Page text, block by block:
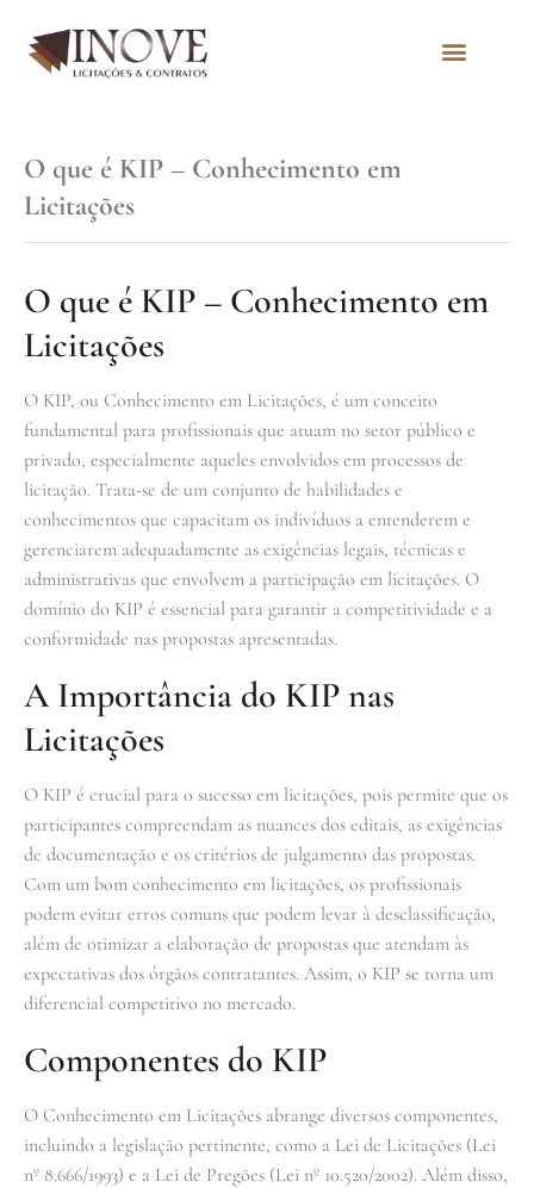
O que é KIP – Conhecimento em
Licitações
O que é KIP – Conhecimento em
Licitações
O KIP, ou Conhecimento em Licitações, é um conceito
fundamental para profissionais que atuam no setor público e
privado, especialmente aqueles envolvidos em processos de
licitação. Trata-se de um conjunto de habilidades e
conhecimentos que capacitam os indivíduos a entenderem e
gerenciarem adequadamente as exigências legais, técnicas e
administrativas que envolvem a participação em licitações. O
domínio do KIP é essencial para garantir a competitividade e a
conformidade nas propostas apresentadas.
A Importância do KIP nas
Licitações
O KIP é crucial para o sucesso em licitações, pois permite que os
participantes compreendam as nuances dos editais, as exigências
de documentação e os critérios de julgamento das propostas.
Com um bom conhecimento em licitações, os profissionais
podem evitar erros comuns que podem levar à desclassificação,
além de otimizar a elaboração de propostas que atendam às
expectativas dos órgãos contratantes. Assim, o KIP se torna um
diferencial competitivo no mercado.
Componentes do KIP
O Conhecimento em Licitações abrange diversos componentes,
incluindo a legislação pertinente, como a Lei de Licitações (Lei
nº 8.666/1993) e a Lei de Pregões (Lei nº 10.520/2002). Além disso,